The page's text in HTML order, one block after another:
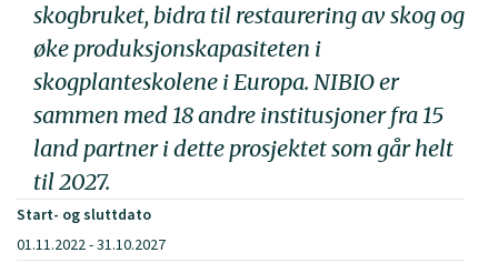
skogbruket, bidra til restaurering av skog og
øke produksjonskapasiteten i
skogplanteskolene i Europa. NIBIO er
sammen med 18 andre institusjoner fra 15
land partner i dette prosjektet som går helt
til 2027.
Start- og sluttdato
01.11.2022 - 31.10.2027